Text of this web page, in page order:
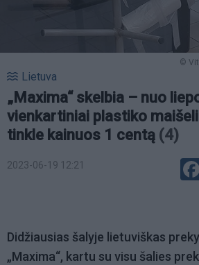
©
Lietuva
„Maxima“ skelbia – nuo
vienkartiniai plastiko
tinkle kainuos 1 centą (4)
2023-06-19 12:21
Didžiausias šalyje lietuviškas
„Maxima“, kartu su visu šalies